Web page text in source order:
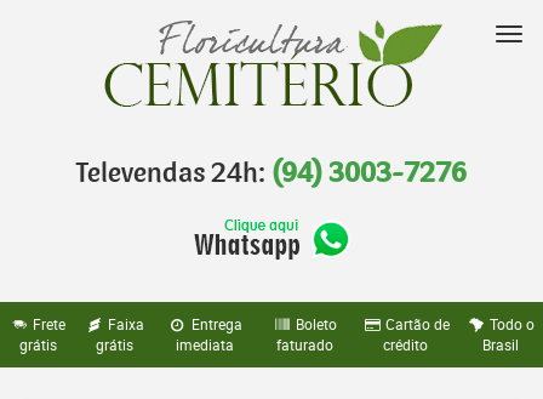
Televendas 24h: (94) 3003-7276
Frete
grátis
Faixa
grátis
Entrega
imediata
Boleto
faturado
Cartão de
crédito
Todo o
Brasil